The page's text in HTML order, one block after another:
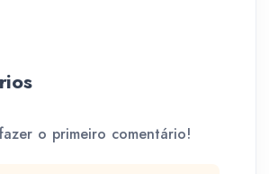
o primeiro comentário!